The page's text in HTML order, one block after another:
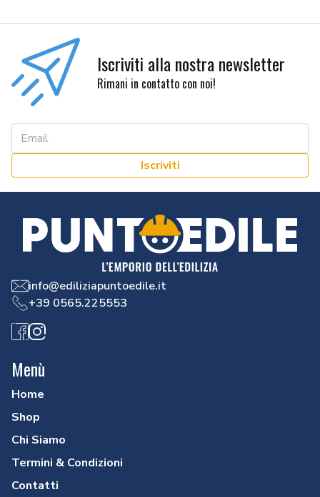
Iscriviti alla nostra newsletter
Rimani in contatto con noi!
Iscriviti
info@ediliziapuntoedile.it
+39 0565.225553
Facebook
Instagram
Menù
Home
Shop
Chi Siamo
Termini & Condizioni
Contatti